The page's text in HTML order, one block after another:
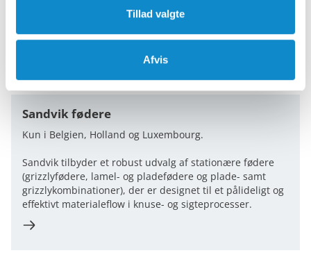
Tillad valgte
Afvis
Sandvik fødere
Kun i Belgien, Holland og Luxembourg.
Sandvik tilbyder et robust udvalg af stationære fødere
(grizzlyfødere, lamel- og pladefødere og plade- samt
grizzlykombinationer), der er designet til et pålideligt og
effektivt materialeflow i knuse- og sigteprocesser.